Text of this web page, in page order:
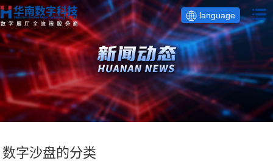
language
数字沙盘的分类